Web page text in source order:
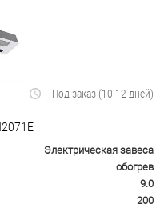
Под заказ (10-12 дней)
Электрическая завеса
обогрев
9.0
200